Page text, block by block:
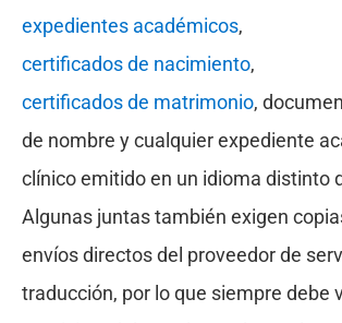
expedientes académicos,
certificados de nacimiento,
certificados de matrimonio,
de nombre y cualquier expediente
clínico emitido en un idioma distinto
Algunas juntas también exigen
envíos directos del proveedor de
traducción, por lo que siempre debe